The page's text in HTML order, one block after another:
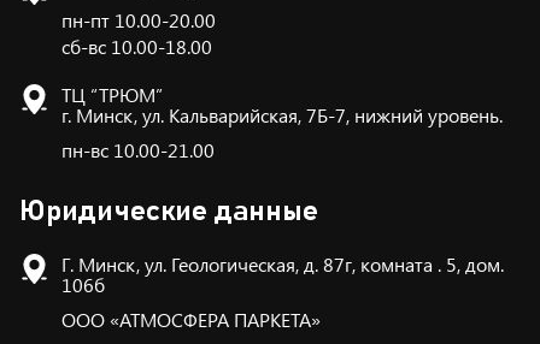
пн-пт 10.00-20.00
сб-вс 10.00-18.00
ТЦ “ТРЮМ”
г. Минск, ул. Кальварийская, 7Б-7, нижний уровень.
пн-вс 10.00-21.00
Юридические данные
Г. Минск, ул. Геологическая, д. 87г, комната . 5, дом.
106б
ООО «АТМОСФЕРА ПАРКЕТА»